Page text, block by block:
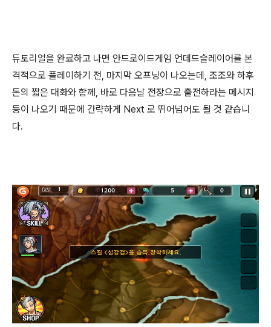
듀토리얼을 완료하고 나면 안드로이드게임 언데드슬레이어를 본
격적으로 플레이하기 전, 마지막 오프닝이 나오는데, 조조와 하후
돈의 짧은 대화와 함께, 바로 다음날 전장으로 출전하라는 메시지
등이 나오기 때문에 간략하게 Next 로 뛰어넘어도 될 것 같습니
다.